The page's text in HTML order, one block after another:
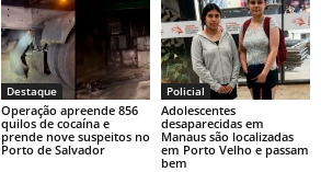
Destaque
Operação apreende 856
quilos de cocaína e
prende nove suspeitos no
Porto de Salvador
Policial
Adolescentes
desaparecidas em
Manaus são localizadas
em Porto Velho e passam
bem